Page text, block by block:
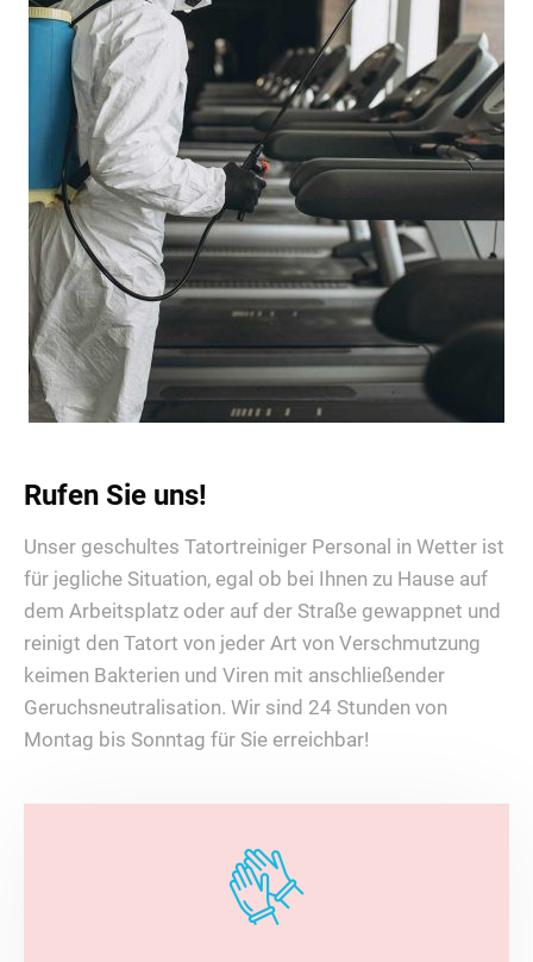
Rufen Sie uns!
Unser geschultes Tatortreiniger Personal in Wetter ist
für jegliche Situation, egal ob bei Ihnen zu Hause auf
dem Arbeitsplatz oder auf der Straße gewappnet und
reinigt den Tatort von jeder Art von Verschmutzung
keimen Bakterien und Viren mit anschließender
Geruchsneutralisation. Wir sind 24 Stunden von
Montag bis Sonntag für Sie erreichbar!